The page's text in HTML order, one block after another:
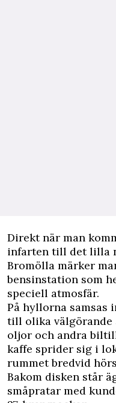
Direkt när man
infarten till det lilla
Bromölla märker
bensinstation som
speciell atmosfär.
På hyllorna samsas
till olika välgörande
oljor och andra
kaffe sprider sig i
rummet bredvid
Bakom disken står
småpratar med